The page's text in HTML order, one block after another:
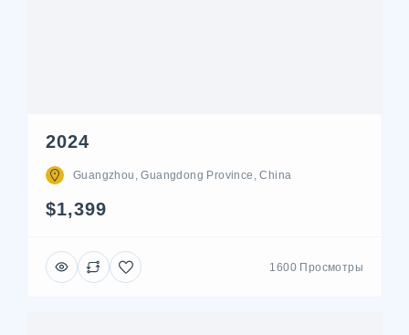
2024
Guangzhou, Guangdong Province, China
$1,399
1600 Просмотры